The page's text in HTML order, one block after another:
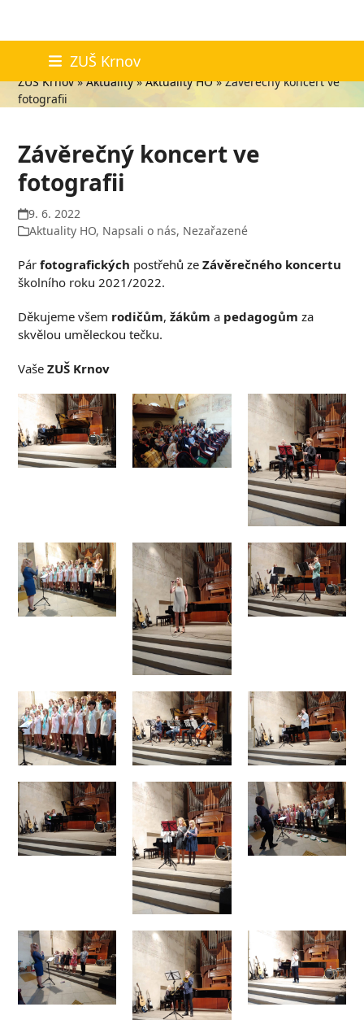
content
ZUŠ Krnov
Aktuality
ZUŠ Krnov»Aktuality»Aktuality HO»Závěrečný koncert ve
fotografii
Závěrečný koncert ve
fotografii
9. 6. 2022
Aktuality HO, Napsali o nás, Nezařazené
Párfotografických postřehů zeZávěrečného koncertu
školního roku 2021/2022.
Děkujeme všem rodičům,žákům a pedagogům za
skvělou uměleckou tečku.
VašeZUŠ Krnov